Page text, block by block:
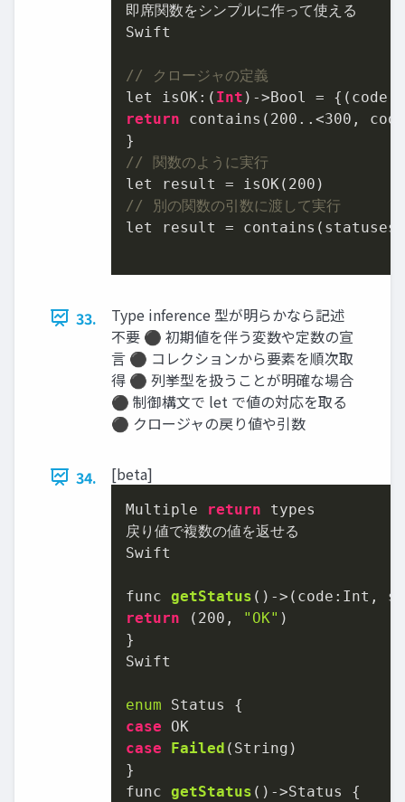
即席関数をシンプルに作って使える
Swift
// クロージャの定義
let isOK:( Int )->Bool = {(code:
return contains( 200 ..<300 ,
// 関数のように実行
let result = isOK( 200
// 別の関数の引数に渡して実行
let result =
33.
Type inference 型が明らかなら記述
不要 ⚫ 初期値を伴う変数や定数の宣
言 ⚫ コレクションから要素を順次取
得 ⚫ 列挙型を扱うことが明確な場合
⚫ 制御構文で let で値の対応を取る
⚫ クロージャの戻り値や引数
34. [beta]
Multiple return types
Swift
func getStatus ()->( code:Int,
return ( 200 , "OK" )
}
Swift
enum
case
case
Failed ( String )
}
func getStatus ()->Status